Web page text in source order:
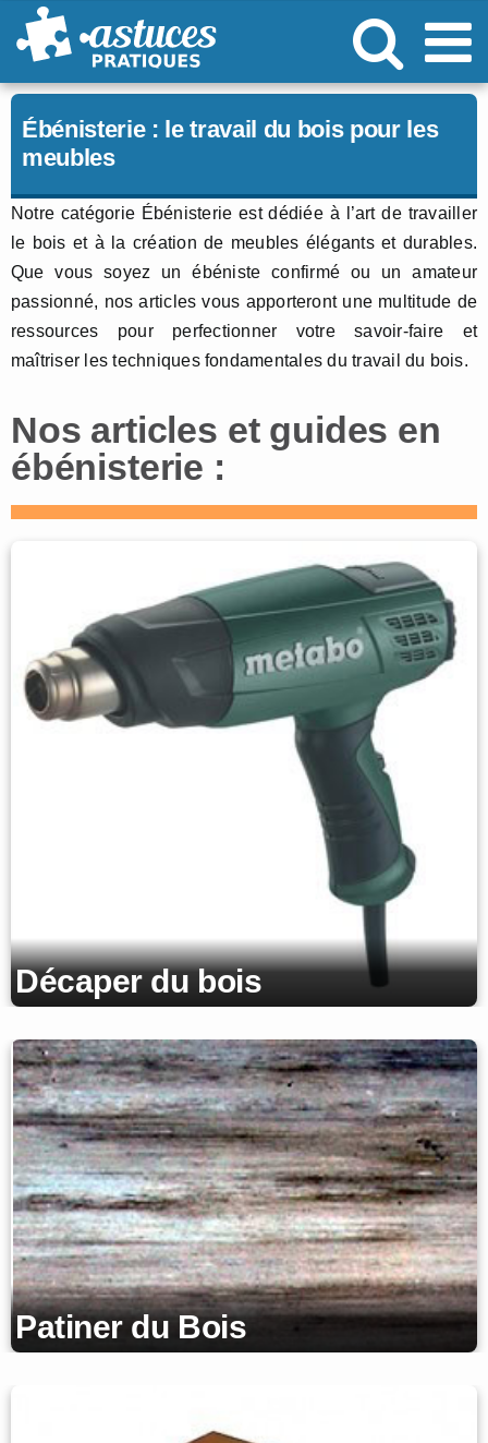
Passer
au
Ébénisterie : le travail du bois pour les
meubles
Notre catégorie Ébénisterie est dédiée à l’art de travailler
le bois et à la création de meubles élégants et durables.
Que vous soyez un ébéniste confirmé ou un amateur
passionné, nos articles vous apporteront une multitude de
ressources pour perfectionner votre savoir-faire et
maîtriser les techniques fondamentales du travail du bois.
Nos articles et guides en
ébénisterie :
Décaper du bois
Patiner du Bois